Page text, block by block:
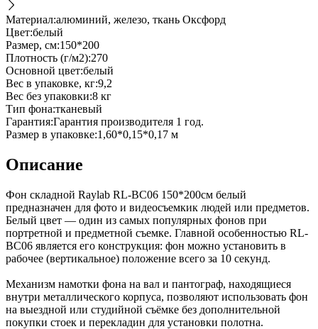
Материал:алюминий, железо, ткань Оксфорд
Цвет:белый
Размер, см:150*200
Плотность (г/м2):270
Основной цвет:белый
Вес в упаковке, кг:9,2
Вес без упаковки:8 кг
Тип фона:тканевый
Гарантия:Гарантия производителя 1 год.
Размер в упаковке:1,60*0,15*0,17 м
Описание
Фон складной Raylab RL-BC06 150*200см белый
предназначен для фото и видеосъемкик людей или предметов.
Белый цвет — один из самых популярных фонов при
портретной и предметной съемке. Главной особенностью RL-
BC06 является его конструкция: фон можно установить в
рабочее (вертикальное) положение всего за 10 секунд.
Механизм намотки фона на вал и пантограф, находящиеся
внутри металлического корпуса, позволяют использовать фон
на выездной или студийной съёмке без дополнительной
покупки стоек и перекладин для установки полотна.